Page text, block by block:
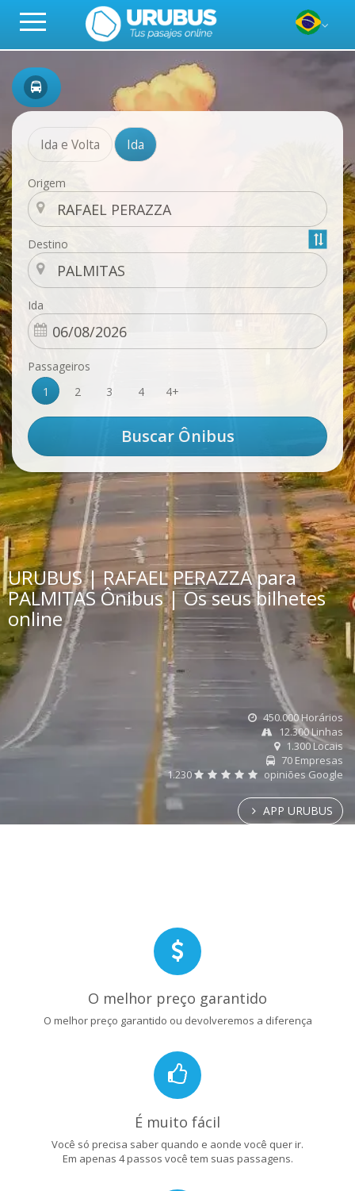
Ida e Volta Ida
Origem
Destino
Ida
Passageiros
1
2 3 4 4+
URUBUS | RAFAEL PERAZZA para
PALMITAS Ônibus | Os seus bilhetes
online
450.000 Horários
12.300 Linhas
1.300 Locais
70 Empresas
1.230
opiniões Google
APP URUBUS
O melhor preço garantido
O melhor preço garantido ou devolveremos a diferença
É muito fácil
Você só precisa saber quando e aonde você quer ir.
Em apenas 4 passos você tem suas passagens.